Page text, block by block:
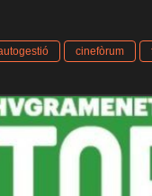
cinefòrum